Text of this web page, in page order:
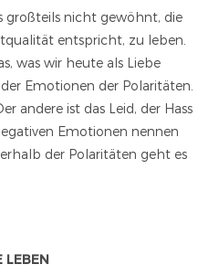
großteils nicht gewöhnt, die
entspricht, zu leben.
was wir heute als Liebe
Emotionen der Polaritäten.
andere ist das Leid, der Hass
Emotionen nennen
der Polaritäten geht es
LEBEN